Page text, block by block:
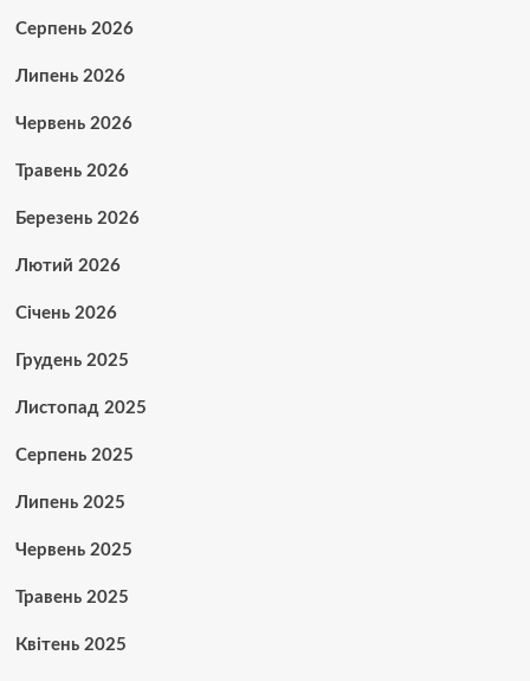
Серпень 2026
Липень 2026
Червень 2026
Травень 2026
Березень 2026
Лютий 2026
Січень 2026
Грудень 2025
Листопад 2025
Серпень 2025
Липень 2025
Червень 2025
Травень 2025
Квітень 2025